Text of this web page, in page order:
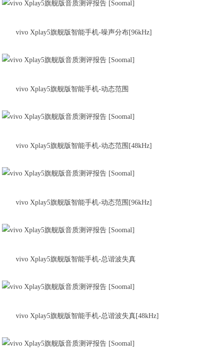
vivo Xplay5旗舰版智能手机-噪声分布[96kHz]
vivo Xplay5旗舰版智能手机-动态范围
vivo Xplay5旗舰版智能手机-动态范围[48kHz]
vivo Xplay5旗舰版智能手机-动态范围[96kHz]
vivo Xplay5旗舰版智能手机-总谐波失真
vivo Xplay5旗舰版智能手机-总谐波失真[48kHz]